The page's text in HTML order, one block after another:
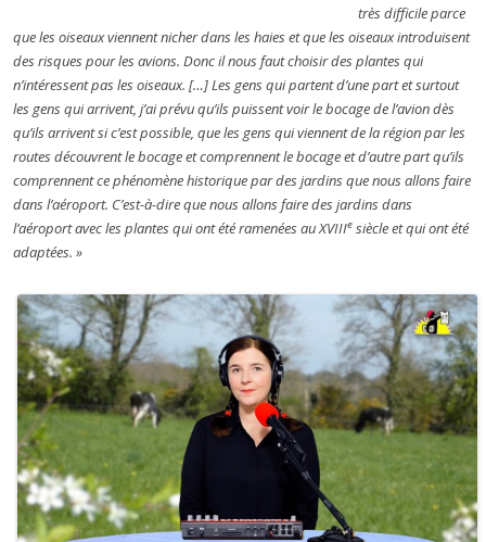
très difficile parce
que les oiseaux viennent nicher dans les haies et que les oiseaux introduisent
des risques pour les avions. Donc il nous faut choisir des plantes qui
n’intéressent pas les oiseaux. […] Les gens qui partent d’une part et surtout
les gens qui arrivent, j’ai prévu qu’ils puissent voir le bocage de l’avion dès
qu’ils arrivent si c’est possible, que les gens qui viennent de la région par les
routes découvrent le bocage et comprennent le bocage et d’autre part qu’ils
comprennent ce phénomène historique par des jardins que nous allons faire
dans l’aéroport. C’est-à-dire que nous allons faire des jardins dans
l’aéroport avec les plantes qui ont été ramenées au XVIIIe siècle et qui ont été
adaptées. »